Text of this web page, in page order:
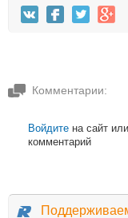
Комментарии:
Войдите на сайт или
комментарий